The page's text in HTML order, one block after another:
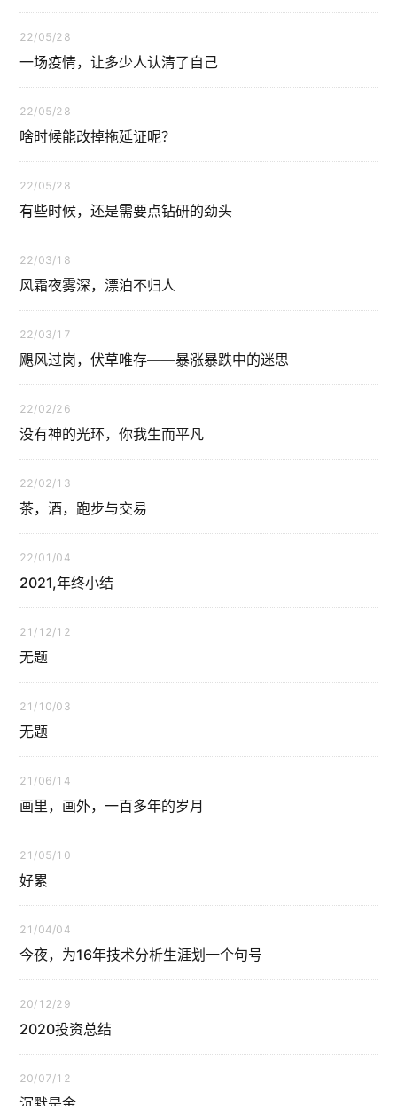
22/05/28
一场疫情，让多少人认清了自己
22/05/28
啥时候能改掉拖延证呢？
22/05/28
有些时候，还是需要点钻研的劲头
22/03/18
风霜夜雾深，漂泊不归人
22/03/17
飓风过岗，伏草唯存——暴涨暴跌中的迷思
22/02/26
没有神的光环，你我生而平凡
22/02/13
茶，酒，跑步与交易
22/01/04
2021,年终小结
21/12/12
无题
21/10/03
无题
21/06/14
画里，画外，一百多年的岁月
21/05/10
好累
21/04/04
今夜，为16年技术分析生涯划一个句号
20/12/29
2020投资总结
20/07/12